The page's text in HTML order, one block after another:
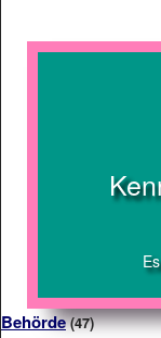
Behörde (47)